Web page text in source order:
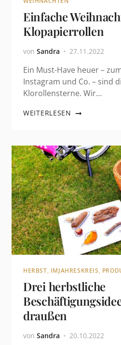
Einfache
Klopapierrollen
von Sandra 27.11.2022
Ein Must-Have heuer –
Instagram und Co. – sind
Klorollensterne. Wir…
WEITERLESEN
HERBST, IMJAHRESKREIS,
Drei herbstliche
draußen
von Sandra 20.10.2022